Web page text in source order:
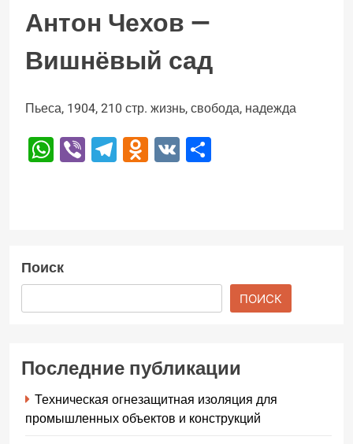
Антон Чехов —
Вишнёвый сад
Пьеса, 1904, 210 стр. жизнь, свобода, надежда
WhatsApp
ViberTelegram
Odnoklassniki
VK
Поиск
ПОИСК
Последние публикации
Техническая огнезащитная изоляция для
промышленных объектов и конструкций